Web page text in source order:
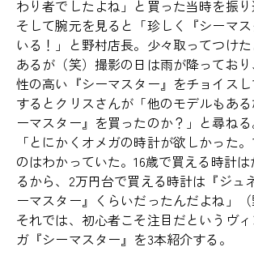
わり者でしたよね」と買った当時を振り
そして腕元を見ると「珍しく『シーマ
いる！」と野村店長。少々取ってつけ
あるが（笑）撮影の日は雨が降ってお
性の高い『シーマスター』をチョイスし
するとクリスさんが「他のモデルもあ
ーマスター』を買ったのか？」と尋ねる
「とにかくオメガの時計が欲しかった
のはわかっていた。16歳で買える時計
るから、2万円台で買える時計は『ジュ
ーマスター』くらいだったんだよね」（
それでは、初心者こそ注目だというヴ
ガ『シーマスター』を3本紹介する。